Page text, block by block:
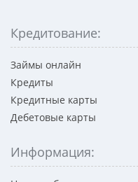
Кредитование:
Займы онлайн
Кредиты
Кредитные карты
Дебетовые карты
Информация: